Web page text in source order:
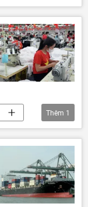
Thêm 1